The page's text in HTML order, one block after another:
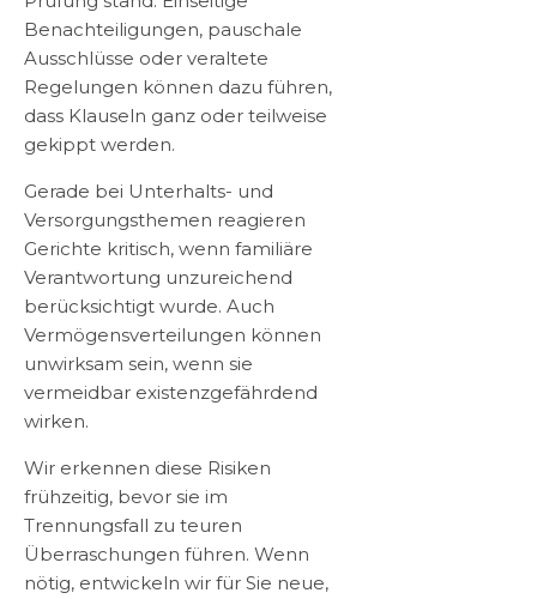
Benachteiligungen, pauschale
Ausschlüsse oder veraltete
Regelungen können dazu führen,
dass Klauseln ganz oder teilweise
gekippt werden.
Gerade bei Unterhalts- und
Versorgungsthemen reagieren
Gerichte kritisch, wenn familiäre
Verantwortung unzureichend
berücksichtigt wurde. Auch
Vermögensverteilungen können
unwirksam sein, wenn sie
vermeidbar existenzgefährdend
wirken.
Wir erkennen diese Risiken
frühzeitig, bevor sie im
Trennungsfall zu teuren
Überraschungen führen. Wenn
nötig, entwickeln wir für Sie neue,